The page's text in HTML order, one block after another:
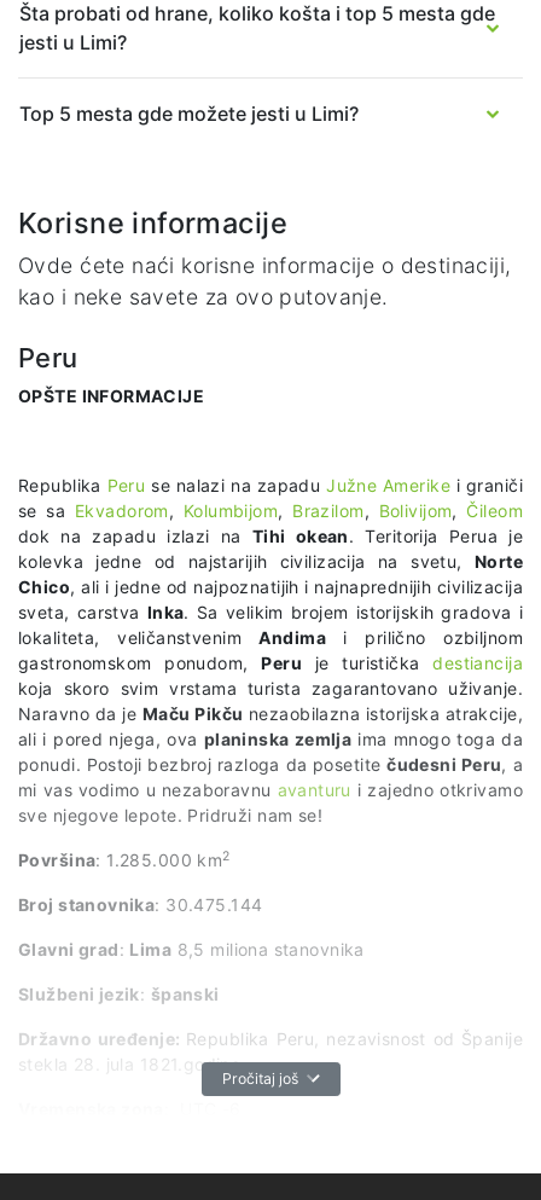
Šta probati od hrane, koliko košta i top 5 mesta gde
jesti u Limi?
Top 5 mesta gde možete jesti u Limi?
Korisne informacije
Ovde ćete naći korisne informacije o destinaciji,
kao i neke savete za ovo putovanje.
Peru
OPŠTE INFORMACIJE
Republika Peru se nalazi na zapaduJužne Amerike i graniči
se sa Ekvadorom, Kolumbijom, Brazilom, Bolivijom, Čileom
dok na zapadu izlazi na Tihi okean. Teritorija Perua je
kolevka jedne od najstarijih civilizacija na svetu, Norte
Chico, ali i jedne od najpoznatijih i najnaprednijih civilizacija
sveta, carstva Inka. Sa velikim brojem istorijskih gradova i
lokaliteta, veličanstvenimAndima i prilično ozbiljnom
gastronomskom ponudom,Peru je turističkadestiancija
koja skoro svim vrstama turista zagarantovano uživanje.
Naravno da je Maču Pikču nezaobilazna istorijska atrakcije,
ali i pored njega, ova planinska zemlja ima mnogo toga da
ponudi. Postoji bezbroj razloga da posetitečudesni Peru, a
mi vas vodimo u nezaboravnu avanturu i zajedno otkrivamo
sve njegove lepote. Pridruži nam se!
Površina: 1.285.000 km2
Broj stanovnika: 30.475.144
Glavni grad: Lima 8,5 miliona stanovnika
Službeni jezik: španski
Državno uređenje: Republika Peru, nezavisnost od Španije
stekla 28. jula 1821.godine
Pročitaj još